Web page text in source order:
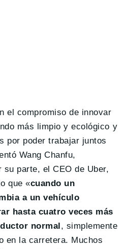
el compromiso de innovar
más limpio y ecológico y
por poder trabajar juntos
Wang Chanfu,
su parte, el CEO de Uber,
que «cuando un
a un vehículo
hasta cuatro veces más
normal, simplemente
en la carretera. Muchos